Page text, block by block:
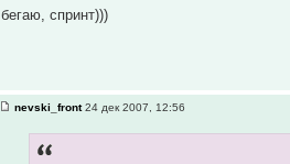
бегаю, спринт)))
nevski_front24 дек 2007, 12:56